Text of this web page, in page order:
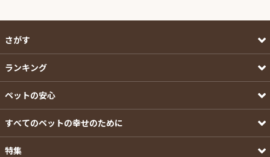
さがす
ランキング
ペットの安心
すべてのペットの幸せのために
特集